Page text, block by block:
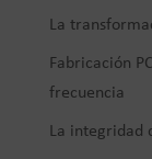
La
Fabricación
frecuencia
La integridad